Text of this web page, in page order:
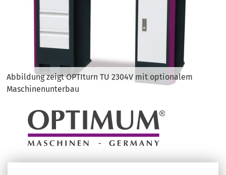
Abbildung zeigt OPTIturn TU 2304V mit optionalem
Maschinenunterbau